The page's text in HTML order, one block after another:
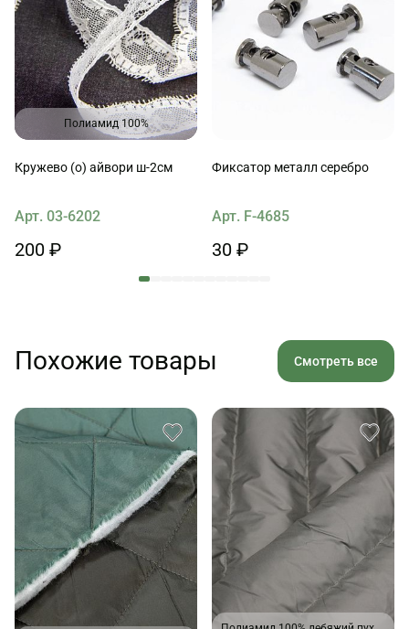
Полиамид 100%
Кружево (о) айвори ш-2см
Арт. 03-6202
200 ₽
Фиксатор металл серебро
Арт. F-4685
30 ₽
Похожие товары Смотреть все